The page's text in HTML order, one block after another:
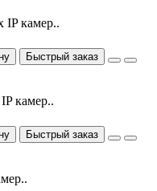
IP камер..
Быстрый заказ
камер..
Быстрый заказ